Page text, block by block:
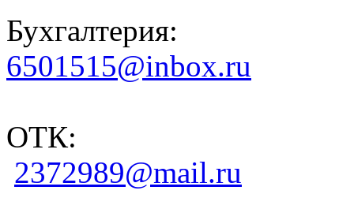
Бухгалтерия:
6501515@inbox.ru
ОТК:
2372989@mail.ru